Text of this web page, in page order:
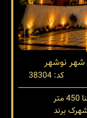
نوشهر
کد: 38304
متر
برند